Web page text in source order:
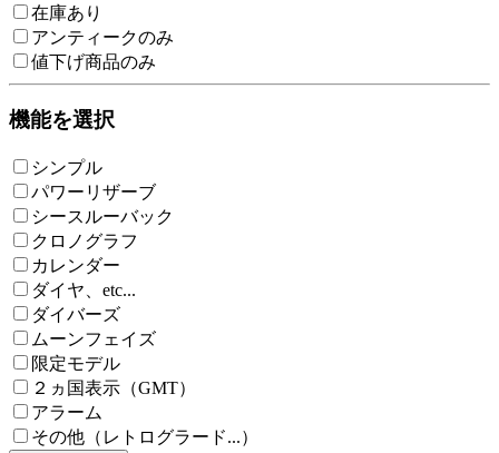
在庫あり
アンティークのみ
値下げ商品のみ
機能を選択
シンプル
パワーリザーブ
シースルーバック
クロノグラフ
カレンダー
ダイヤ、etc...
ダイバーズ
ムーンフェイズ
限定モデル
２ヵ国表示（GMT）
アラーム
その他（レトログラード...）